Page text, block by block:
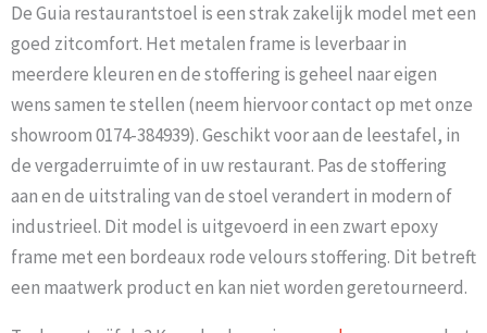
De Guia restaurantstoel is een strak zakelijk model met een
goed zitcomfort. Het metalen frame is leverbaar in
meerdere kleuren en de stoffering is geheel naar eigen
wens samen te stellen (neem hiervoor contact op met onze
showroom 0174-384939). Geschikt voor aan de leestafel, in
de vergaderruimte of in uw restaurant. Pas de stoffering
aan en de uitstraling van de stoel verandert in modern of
industrieel. Dit model is uitgevoerd in een zwart epoxy
frame met een bordeaux rode velours stoffering. Dit betreft
een maatwerk product en kan niet worden geretourneerd.